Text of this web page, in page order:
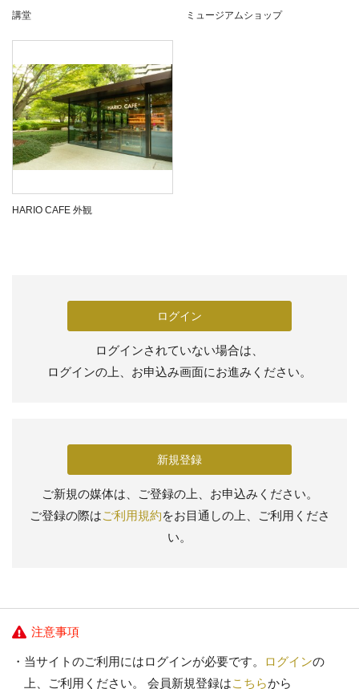
講堂 ミュージアムショップ
HARIO CAFE 外観
ログイン
ログインされていない場合は、
ログインの上、お申込み画面にお進みください。
新規登録
ご新規の媒体は、ご登録の上、お申込みください。
ご登録の際はご利用規約をお目通しの上、ご利用くださ
い。
注意事項
当サイトのご利用にはログインが必要です。 ログインの
上、ご利用ください。 会員新規登録はこちらから